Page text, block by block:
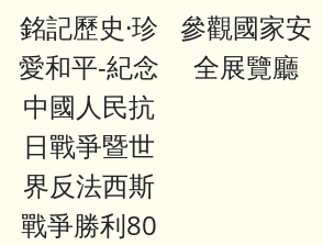
銘記歷史·珍
愛和平-紀念
中國人民抗
日戰爭暨世
界反法西斯
戰爭勝利80
參觀國家安
全展覽廳